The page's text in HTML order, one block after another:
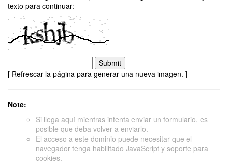
texto para continuar:
[ Refrescar la página para generar una nueva imagen. ]
Note:
Si llega aquí mientras intenta enviar un formulario, es
posible que deba volver a enviarlo.
El acceso a este dominio puede necesitar que el
navegador tenga habilitado JavaScript y soporte para
cookies.